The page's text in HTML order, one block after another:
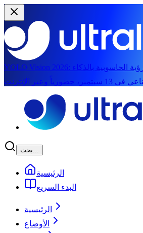
YOLO Vision 2026: الحاسوبية بالذكاء
بحث...
الرئيسية
البدء السريع
الرئيسية
الأوضاع